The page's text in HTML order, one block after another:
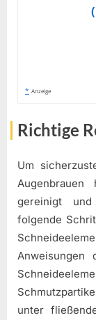
* Anzeige
Richtige
Um
gereinigt
folgende
Anweisungen
unter